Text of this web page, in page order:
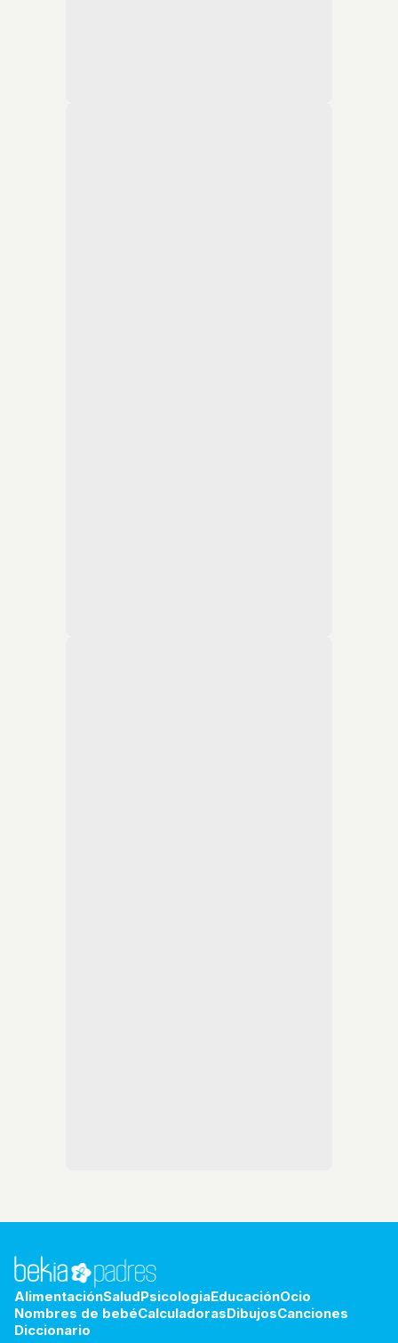
AlimentaciónSaludPsicologiaEducaciónOcio
Nombres de bebéCalculadorasDibujosCanciones
Diccionario